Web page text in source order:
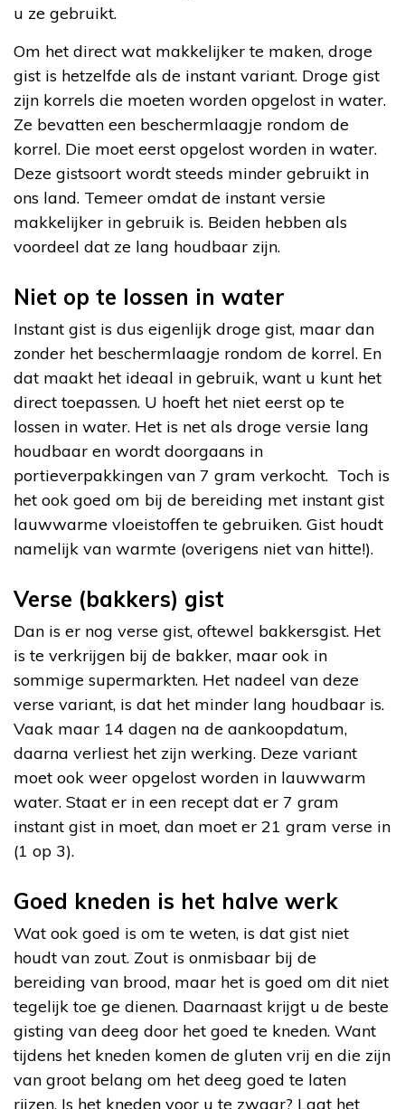
u ze gebruikt.
Om het direct wat makkelijker te maken, droge
gist is hetzelfde als de instant variant. Droge gist
zijn korrels die moeten worden opgelost in water.
Ze bevatten een beschermlaagje rondom de
korrel. Die moet eerst opgelost worden in water.
Deze gistsoort wordt steeds minder gebruikt in
ons land. Temeer omdat de instant versie
makkelijker in gebruik is. Beiden hebben als
voordeel dat ze lang houdbaar zijn.
Niet op te lossen in water
Instant gist is dus eigenlijk droge gist, maar dan
zonder het beschermlaagje rondom de korrel. En
dat maakt het ideaal in gebruik, want u kunt het
direct toepassen. U hoeft het niet eerst op te
lossen in water. Het is net als droge versie lang
houdbaar en wordt doorgaans in
portieverpakkingen van 7 gram verkocht. Toch is
het ook goed om bij de bereiding met instant gist
lauwwarme vloeistoffen te gebruiken. Gist houdt
namelijk van warmte (overigens niet van hitte!).
Verse (bakkers) gist
Dan is er nog verse gist, oftewel bakkersgist. Het
is te verkrijgen bij de bakker, maar ook in
sommige supermarkten. Het nadeel van deze
verse variant, is dat het minder lang houdbaar is.
Vaak maar 14 dagen na de aankoopdatum,
daarna verliest het zijn werking. Deze variant
moet ook weer opgelost worden in lauwwarm
water. Staat er in een recept dat er 7 gram
instant gist in moet, dan moet er 21 gram verse in
(1 op 3).
Goed kneden is het halve werk
Wat ook goed is om te weten, is dat gist niet
houdt van zout. Zout is onmisbaar bij de
bereiding van brood, maar het is goed om dit niet
tegelijk toe ge dienen. Daarnaast krijgt u de beste
gisting van deeg door het goed te kneden. Want
tijdens het kneden komen de gluten vrij en die zijn
van groot belang om het deeg goed te laten
rijzen. Is het kneden voor u te zwaar? Laat het